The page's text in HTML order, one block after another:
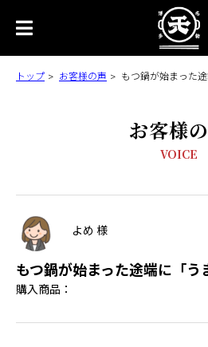
トップ お客様の声 もつ鍋が始まった
お客様
VOICE
よめ 様
もつ鍋が始まった途端に「う
購入商品：